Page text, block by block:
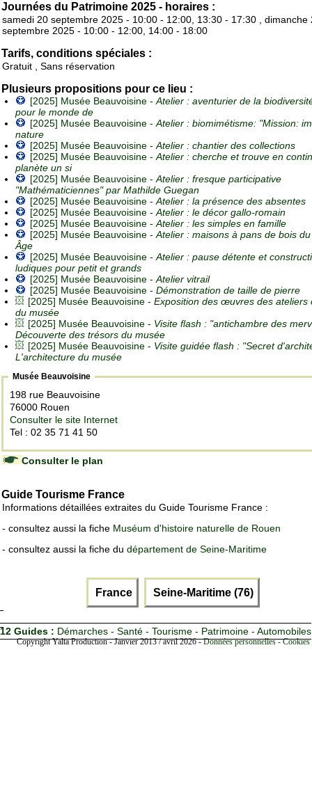
Journées du Patrimoine 2025 - horaires :
samedi 20 septembre 2025 - 10:00 - 12:00, 13:30 - 17:30 , dimanche
septembre 2025 - 10:00 - 12:00, 14:00 - 18:00
Tarifs, conditions spéciales :
Gratuit , Sans réservation
Plusieurs propositions pour ce lieu :
[2025] Musée Beauvoisine -Atelier : aventurier de la
pour le monde de
[2025] Musée Beauvoisine -Atelier : biomimétisme: "Mission:
nature
[2025] Musée Beauvoisine -Atelier : chantier des collections
[2025] Musée Beauvoisine -Atelier : cherche et trouve en
planète un si
[2025] Musée Beauvoisine -Atelier : fresque participative
"Mathématiciennes" par Mathilde Guegan
[2025] Musée Beauvoisine -Atelier : la présence des absentes
[2025] Musée Beauvoisine -Atelier : le décor gallo-romain
[2025] Musée Beauvoisine -Atelier : les simples en famille
[2025] Musée Beauvoisine -Atelier : maisons à pans de bois
Âge
[2025] Musée Beauvoisine -Atelier : pause détente et
ludiques pour petit et grands
[2025] Musée Beauvoisine -Atelier vitrail
[2025] Musée Beauvoisine - Démonstration de taille de pierre
[2025] Musée Beauvoisine - Exposition des œuvres des ateliers
du musée
[2025] Musée Beauvoisine - Visite flash : "antichambre des
Découverte des trésors du musée
[2025] Musée Beauvoisine - Visite guidée flash : "Secret
L'architecture du musée
Musée Beauvoisine
198 rue Beauvoisine
76000 Rouen
Consulter le site Internet
Tel : 02 35 71 41 50
Consulter le plan
Guide Tourisme France
Informations détaillées extraites du Guide Tourisme France :
- consultez aussi la fiche Muséum d'histoire naturelle de Rouen
- consultez aussi la fiche du département de Seine-Maritime
France Seine-Maritime (76)
12 Guides : Démarches - Santé - Tourisme - Patrimoine - Automobiles
Copyright Yalta Production - Janvier 2013 / avril 2026 -Données personnelles -